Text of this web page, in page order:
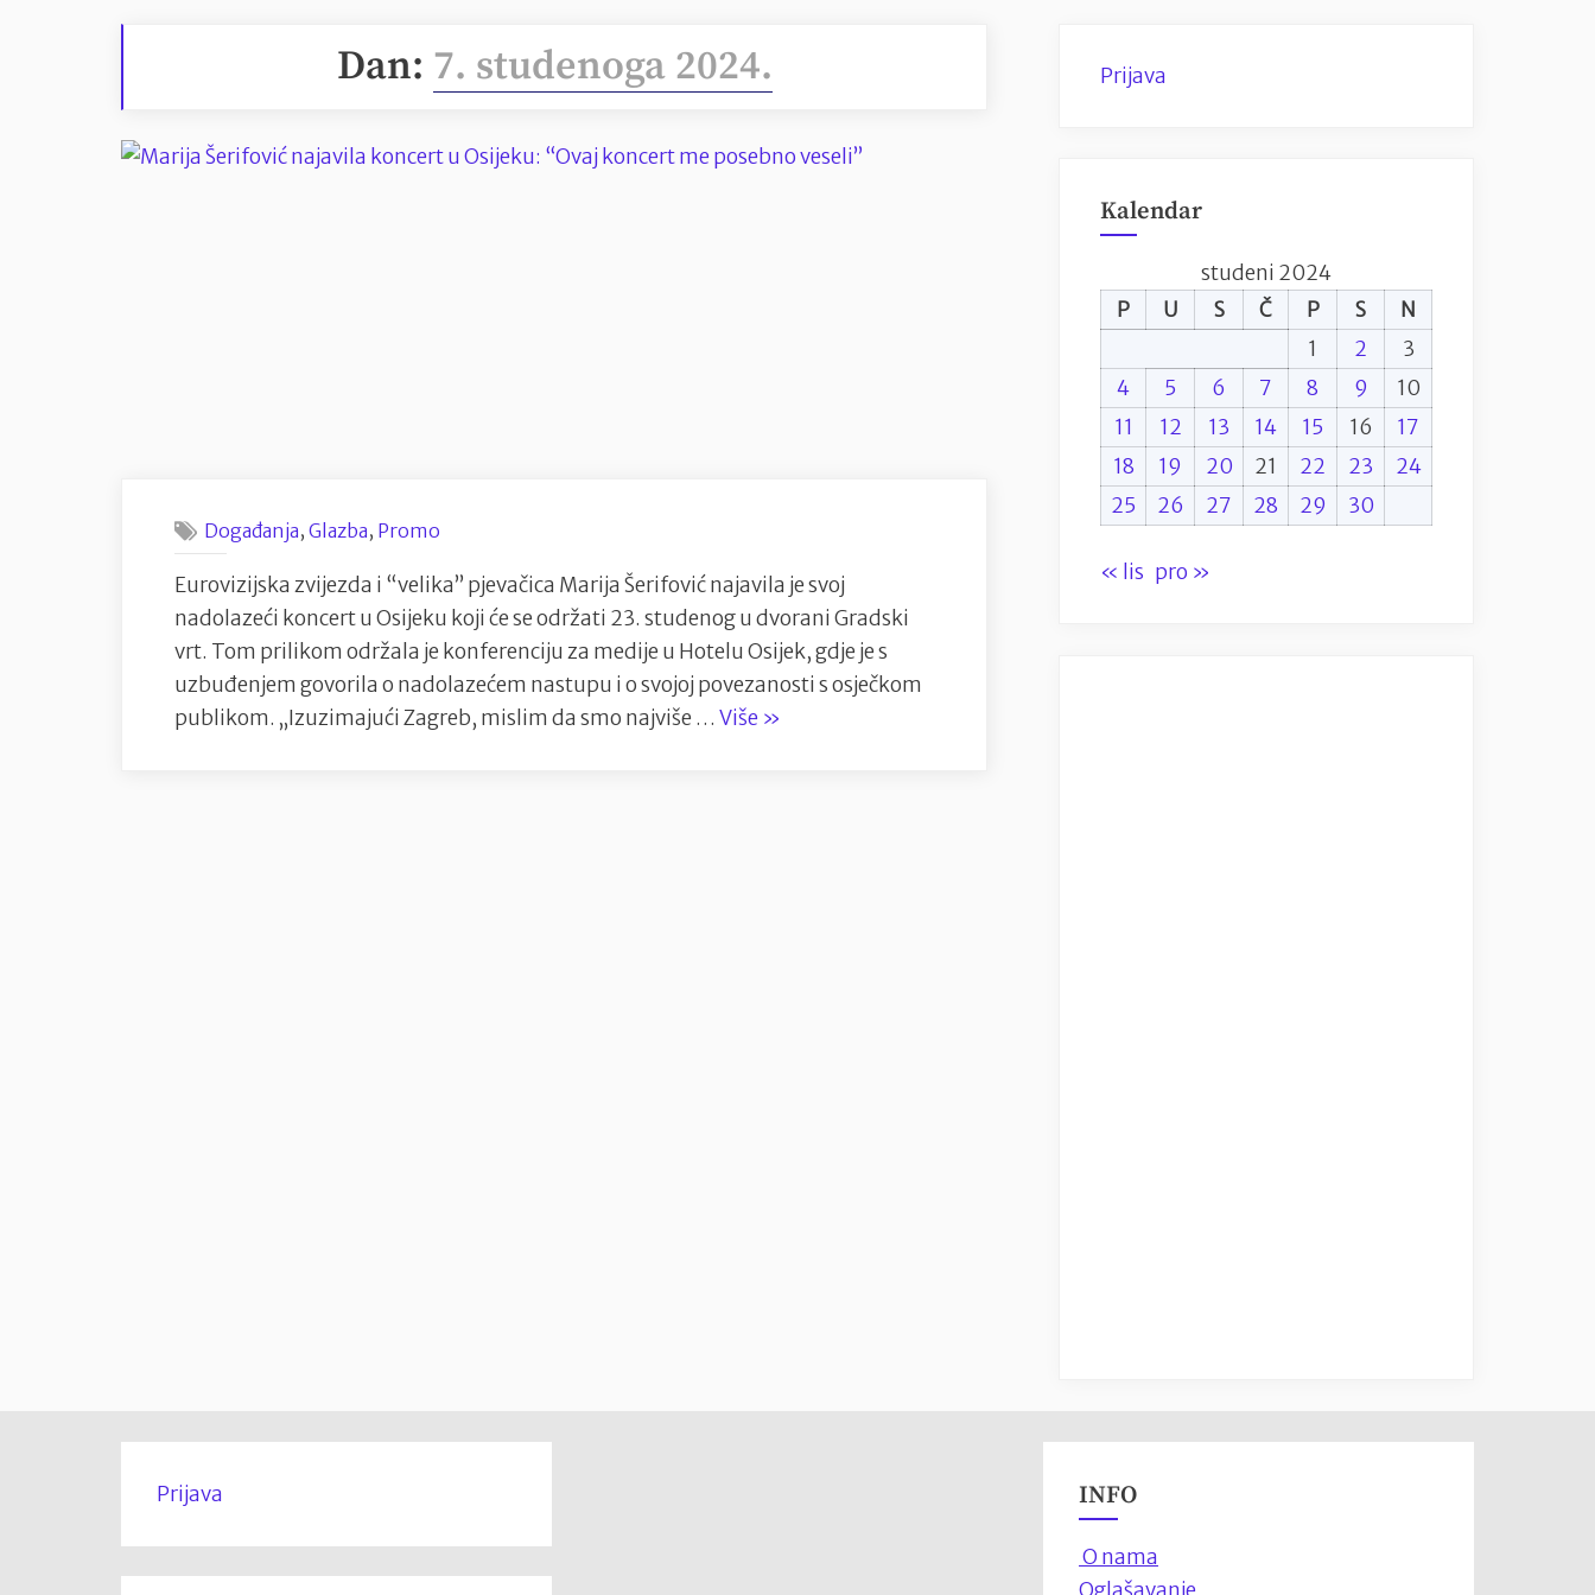
Dan: 7. studenoga 2024.
Događanja,Glazba, Promo
Eurovizijska zvijezda i “velika” pjevačica Marija Šerifović najavila je svoj
nadolazeći koncert u Osijeku koji će se održati 23. studenog u dvorani Gradski
vrt. Tom prilikom održala je konferenciju za medije u Hotelu Osijek, gdje je s
uzbuđenjem govorila o nadolazećem nastupu i o svojoj povezanosti s osječkom
publikom. „Izuzimajući Zagreb, mislim da smo najviše … Više “Marija
»
Prijava
Kalendar
studeni 2024
P
U S Č P S
N
1
2
3
4
5 6 7 8 9
10
11
12 13 14 15 16
17
18
19 20 21 22 23
24
25
26 27 28 29 30
« lis pro »
Prijava INFO
O nama